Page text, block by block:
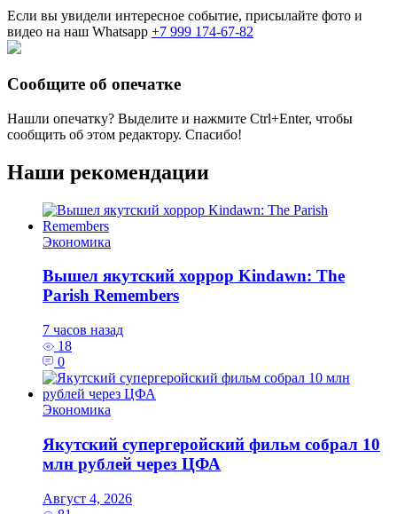
Если вы увидели интересное событие, присылайте фото и
видео на наш Whatsapp +7 999 174-67-82
Сообщите об опечатке
Нашли опечатку? Выделите и нажмите Ctrl+Enter, чтобы
сообщить об этом редактору. Спасибо!
Наши рекомендации
Экономика
Вышел якутский хоррор Kindawn: The
Parish Remembers
7 часов назад
18
0
Экономика
Якутский супергеройский фильм собрал 10
млн рублей через ЦФА
Август 4, 2026